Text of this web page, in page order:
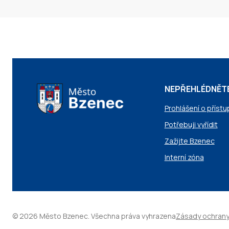
Prohlášení o
Potřebuji vyřídit
Zažijte Bzenec
Interní zóna
© 2026 Město Bzenec. Všechna práva vyhrazenaZásady